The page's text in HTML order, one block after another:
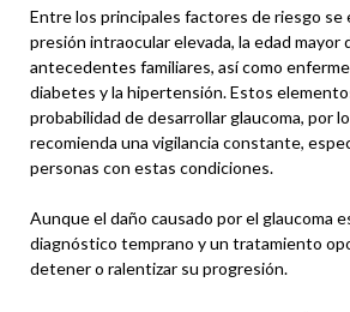
Entre los principales factores de riesgo se
presión intraocular elevada, la edad mayor
antecedentes familiares, así como
diabetes y la hipertensión. Estos
probabilidad de desarrollar glaucoma, por
recomienda una vigilancia constante,
personas con estas condiciones.
Aunque el daño causado por el glaucoma
diagnóstico temprano y un tratamiento
detener o ralentizar su progresión.